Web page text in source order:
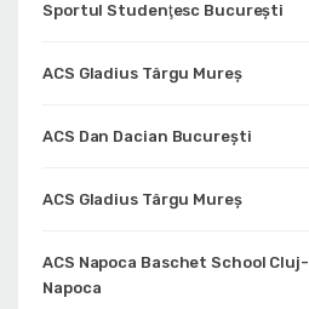
Sportul Studenţesc Bucureşti
ACS Gladius Târgu Mureș
ACS Dan Dacian București
ACS Gladius Târgu Mureș
ACS Napoca Baschet School Cluj-
Napoca